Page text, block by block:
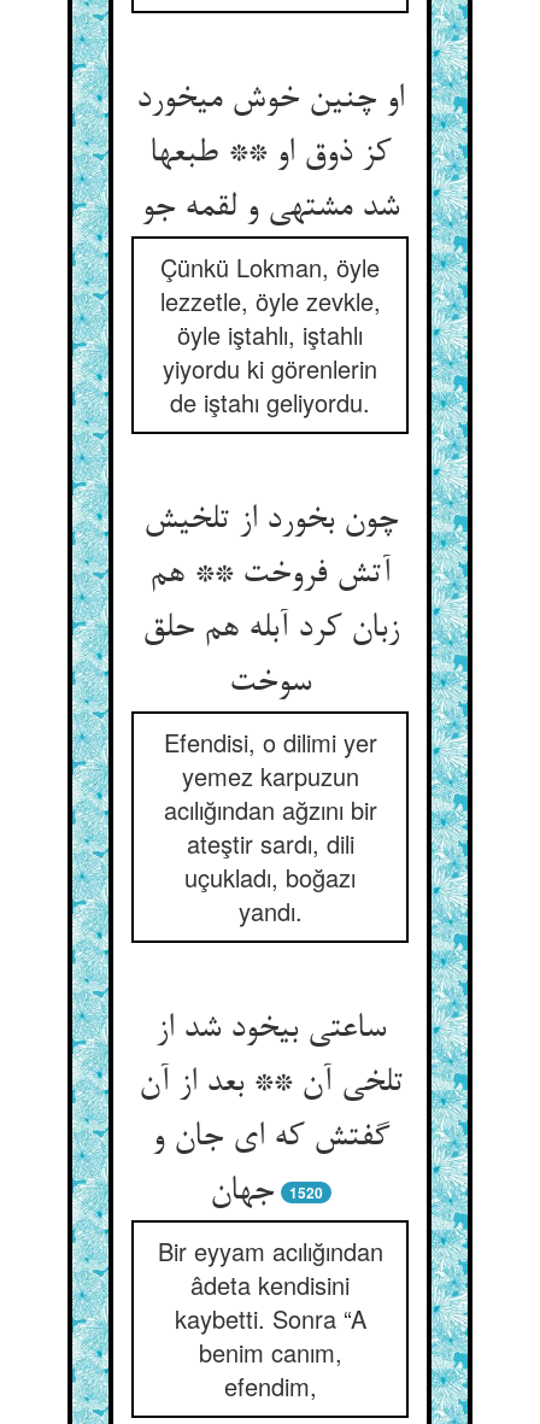
او چنین خوش می‏خورد
کز ذوق او ** طبعها
شد مشتهی و لقمه جو
Çünkü Lokman, öyle
lezzetle, öyle zevkle,
öyle iştahlı, iştahlı
yiyordu ki görenlerin
de iştahı geliyordu.
چون بخورد از تلخیش
آتش فروخت ** هم
زبان کرد آبله هم حلق
سوخت‏
Efendisi, o dilimi yer
yemez karpuzun
acılığından ağzını bir
ateştir sardı, dili
uçukladı, boğazı
yandı.
ساعتی بی‏خود شد از
تلخی آن ** بعد از آن
گفتش که ای جان و
جهان‏
1520
Bir eyyam acılığından
âdeta kendisini
kaybetti. Sonra “A
benim canım,
efendim,